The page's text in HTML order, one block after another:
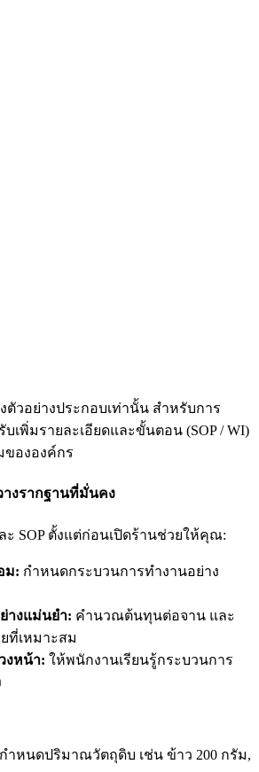
ตัวอย่างประกอบเท่านั้น สำหรับการ
เพิ่มรายละเอียดและขั้นตอน (SOP / WI)
ขององค์กร
างรากฐานที่มั่นคง
SOP ตั้งแต่ก่อนเปิดร้านช่วยให้คุณ:
ม: กำหนดกระบวนการทำงานอย่าง
งแม่นยำ: คำนวณต้นทุนต่อจาน และ
ที่เหมาะสม
งหน้า: ให้พนักงานเรียนรู้กระบวนการ
ำหนดปริมาณวัตถุดิบ เช่น ข้าว 200 กรัม,